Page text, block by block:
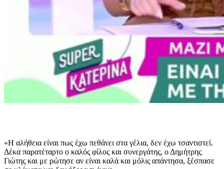
«Η αλήθεια είναι πως έχω πεθάνει στα γέλια, δεν έχω τσαντιστεί.
Δέκα παρατέταρτο ο καλός φίλος και συνεργάτης, ο Δημήτρης
Γιώτης και με ρώτησε αν είναι καλά και μόλις απάντησα, ξέσπασε